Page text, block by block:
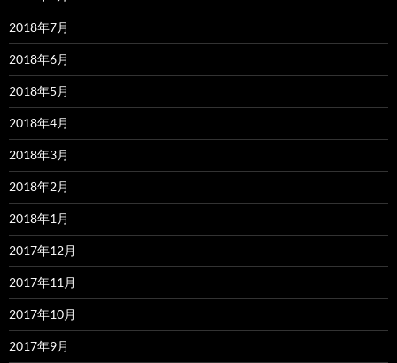
2018年7月
2018年6月
2018年5月
2018年4月
2018年3月
2018年2月
2018年1月
2017年12月
2017年11月
2017年10月
2017年9月